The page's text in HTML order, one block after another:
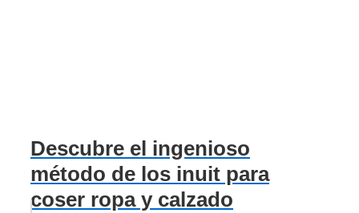
Descubre el ingenioso
método de los inuit para
coser ropa y calzado